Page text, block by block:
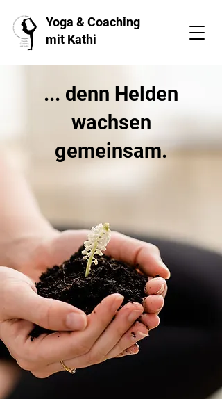
Yoga & Coaching
mit Kathi
... denn Helden
wachsen
gemeinsam.